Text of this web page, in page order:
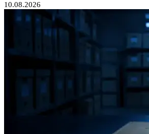
10.08.2026